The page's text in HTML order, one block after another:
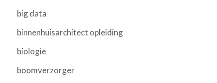
big data
binnenhuisarchitect opleiding
biologie
boomverzorger